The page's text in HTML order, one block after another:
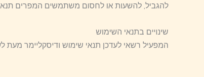
להגביל, להשעות או לחסום משתמשים המפרים
שינויים בתנאי השימוש
המפעיל רשאי לעדכן תנאי שימוש ודיסקליימר